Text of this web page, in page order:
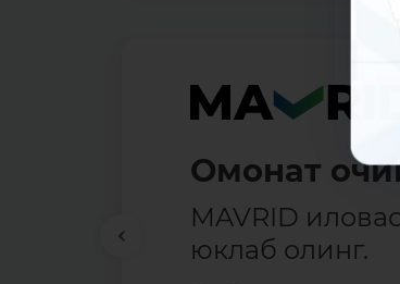
Омонат
MAVRID
юклаб олинг.